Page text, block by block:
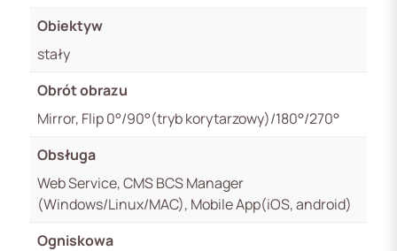
Obiektyw
stały
Obrót obrazu
Mirror, Flip 0°/90°(tryb korytarzowy)/180°/270°
Obsługa
Web Service, CMS BCS Manager
(Windows/Linux/MAC), Mobile App(iOS, android)
Ogniskowa